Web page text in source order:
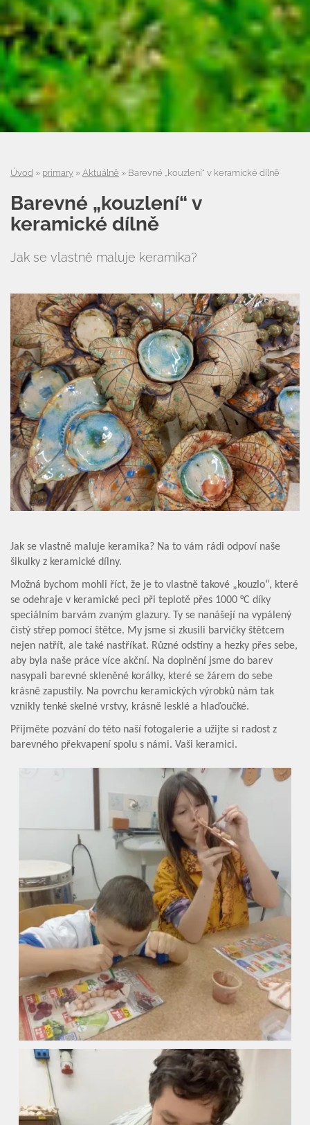
Úvod
Organizace školního roku
Úřední deska
Naše škola
Základní škola
ZŠ speciální
Vyhledávání na webu
Úvod » primary » Aktuálně » Barevné „kouzlení“ v keramické dílně
Barevné „kouzlení“ v
keramické dílně
Jak se vlastně maluje keramika?
Jak se vlastně maluje keramika? Na to vám rádi odpoví naše
šikulky z keramické dílny.
Možná bychom mohli říct, že je to vlastně takové „kouzlo“, které
se odehraje v keramické peci při teplotě přes 1000 °C díky
speciálním barvám zvaným glazury. Ty se nanášejí na vypálený
čistý střep pomocí štětce. My jsme si zkusili barvičky štětcem
nejen natřít, ale také nastříkat. Různé odstíny a hezky přes sebe,
aby byla naše práce více akční. Na doplnění jsme do barev
nasypali barevné skleněné korálky, které se žárem do sebe
krásně zapustily. Na povrchu keramických výrobků nám tak
vznikly tenké skelné vrstvy, krásně lesklé a hlaďoučké.
Přijměte pozvání do této naší fotogalerie a užijte si radost z
barevného překvapení spolu s námi. Vaši keramici.